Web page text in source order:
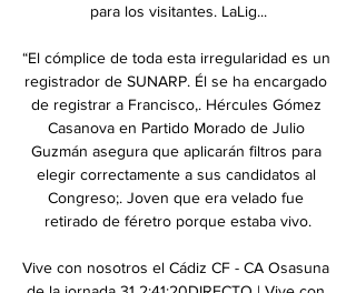
para los visitantes. LaLig...
“El cómplice de toda esta irregularidad es un
registrador de SUNARP. Él se ha encargado
de registrar a Francisco,. Hércules Gómez
Casanova en Partido Morado de Julio
Guzmán asegura que aplicarán filtros para
elegir correctamente a sus candidatos al
Congreso;. Joven que era velado fue
retirado de féretro porque estaba vivo.
Vive con nosotros el Cádiz CF - CA Osasuna